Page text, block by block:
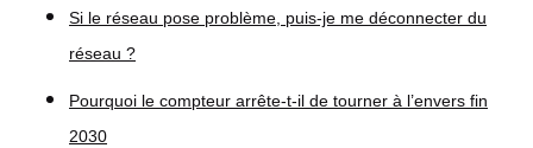
Si le réseau pose problème, puis-je me déconnecter du
réseau ?
Pourquoi le compteur arrête-t-il de tourner à l’envers fin
2030